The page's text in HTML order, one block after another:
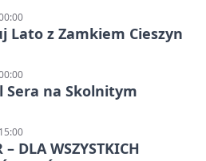
Lato z Zamkiem Cieszyn
Sera na Skolnitym
– DLA WSZYSTKICH